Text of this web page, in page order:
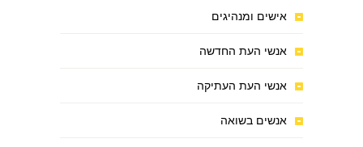
אישים ומנהיגים
אנשי העת החדשה
אנשי העת העתיקה
אנשים בשואה